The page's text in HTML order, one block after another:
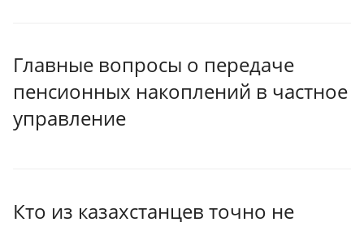
Главные вопросы о передаче
пенсионных накоплений в частное
управление
Кто из казахстанцев точно не